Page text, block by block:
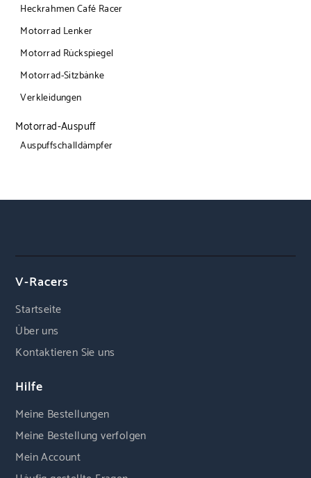
Heckrahmen Café Racer
Motorrad Lenker
Motorrad Rückspiegel
Motorrad-Sitzbänke
Verkleidungen
Motorrad-Auspuff
Auspuffschalldämpfer
V-Racers
Startseite
Über uns
Kontaktieren Sie uns
Hilfe
Meine Bestellungen
Meine Bestellung verfolgen
Mein Account